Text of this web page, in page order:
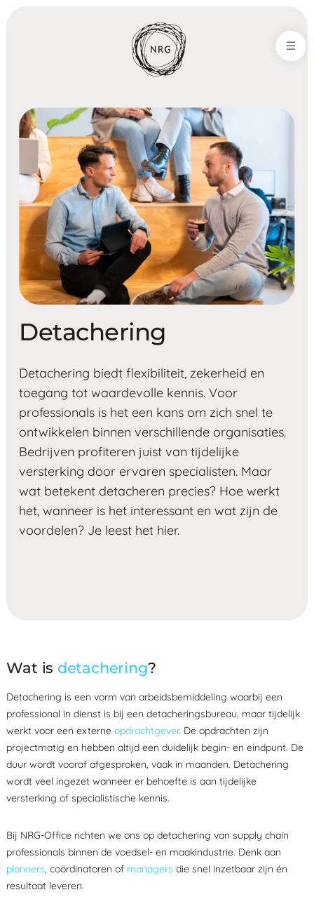
Detachering
Detachering biedt flexibiliteit, zekerheid en
toegang tot waardevolle kennis. Voor
professionals is het een kans om zich snel te
ontwikkelen binnen verschillende organisaties.
Bedrijven profiteren juist van tijdelijke
versterking door ervaren specialisten. Maar
wat betekent detacheren precies? Hoe werkt
het, wanneer is het interessant en wat zijn de
voordelen? Je leest het hier.
Wat is detachering?
Detachering is een vorm van arbeidsbemiddeling waarbij een
professional in dienst is bij een detacheringsbureau, maar tijdelijk
werkt voor een externeopdrachtgever. De opdrachten zijn
projectmatig en hebben altijd een duidelijk begin- en eindpunt. De
duur wordt vooraf afgesproken, vaak in maanden. Detachering
wordt veel ingezet wanneer er behoefte is aan tijdelijke
versterking of specialistische kennis.
Bij NRG-Office richten we ons op detachering van supply chain
professionals binnen de voedsel- en maakindustrie. Denk aan
planners, coördinatoren of managers die snel inzetbaar zijn én
resultaat leveren.